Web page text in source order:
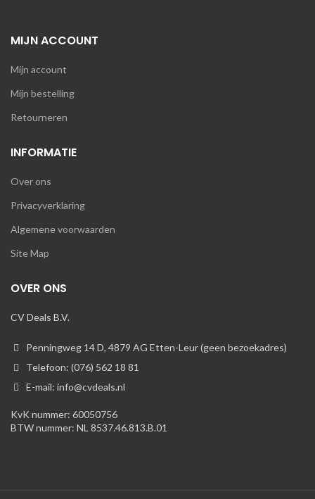
MIJN ACCOUNT
Mijn account
Mijn bestelling
Retourneren
INFORMATIE
Over ons
Privacyverklaring
Algemene voorwaarden
Site Map
OVER ONS
CV Deals B.V.
Penningweg 14 D, 4879 AG Etten-Leur (geen bezoekadres)
Telefoon: (076) 562 18 81
E-mail: info@cvdeals.nl
KvK nummer: 60050756
BTW nummer: NL 8537.46.813.B.01